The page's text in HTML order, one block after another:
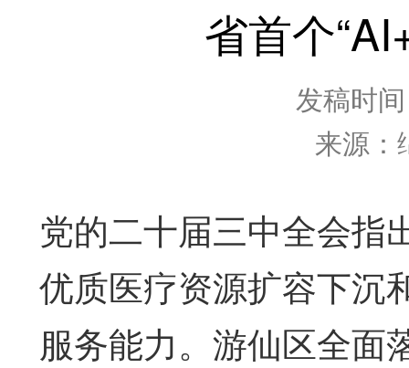
省首个
发稿时
来源：
党的二十届三中全会指
优质医疗资源扩容下沉
服务能力。游仙区全面